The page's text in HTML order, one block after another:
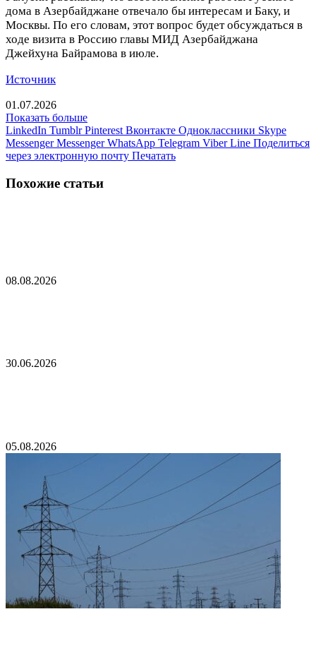
дома в Азербайджане отвечало бы интересам и Баку, и
Москвы. По его словам, этот вопрос будет обсуждаться в
ходе визита в Россию главы МИД Азербайджана
Джейхуна Байрамова в июле.
Источник
01.07.2026
Показать больше
LinkedIn Tumblr Pinterest Вконтакте Одноклассники Skype
Messenger Messenger WhatsApp Telegram Viber Line Поделиться
через электронную почту Печатать
Похожие статьи
08.08.2026
30.06.2026
05.08.2026